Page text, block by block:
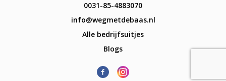
0031-85-4883070
info@wegmetdebaas.nl
Alle bedrijfsuitjes
Blogs